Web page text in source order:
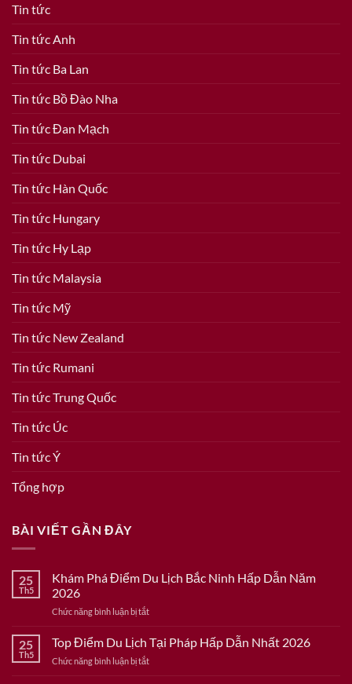
Tin tức
Tin tức Anh
Tin tức Ba Lan
Tin tức Bồ Đào Nha
Tin tức Đan Mạch
Tin tức Dubai
Tin tức Hàn Quốc
Tin tức Hungary
Tin tức Hy Lạp
Tin tức Malaysia
Tin tức Mỹ
Tin tức New Zealand
Tin tức Rumani
Tin tức Trung Quốc
Tin tức Úc
Tin tức Ý
Tổng hợp
BÀI VIẾT GẦN ĐÂY
25
Th5
Khám Phá Điểm Du Lịch Bắc Ninh Hấp Dẫn Năm
2026
Chức năng bình luận bị tắtở
Phá
Điểm
Du
25
Th5
Top Điểm Du Lịch Tại Pháp Hấp Dẫn Nhất 2026
Chức năng bình luận bị tắtở